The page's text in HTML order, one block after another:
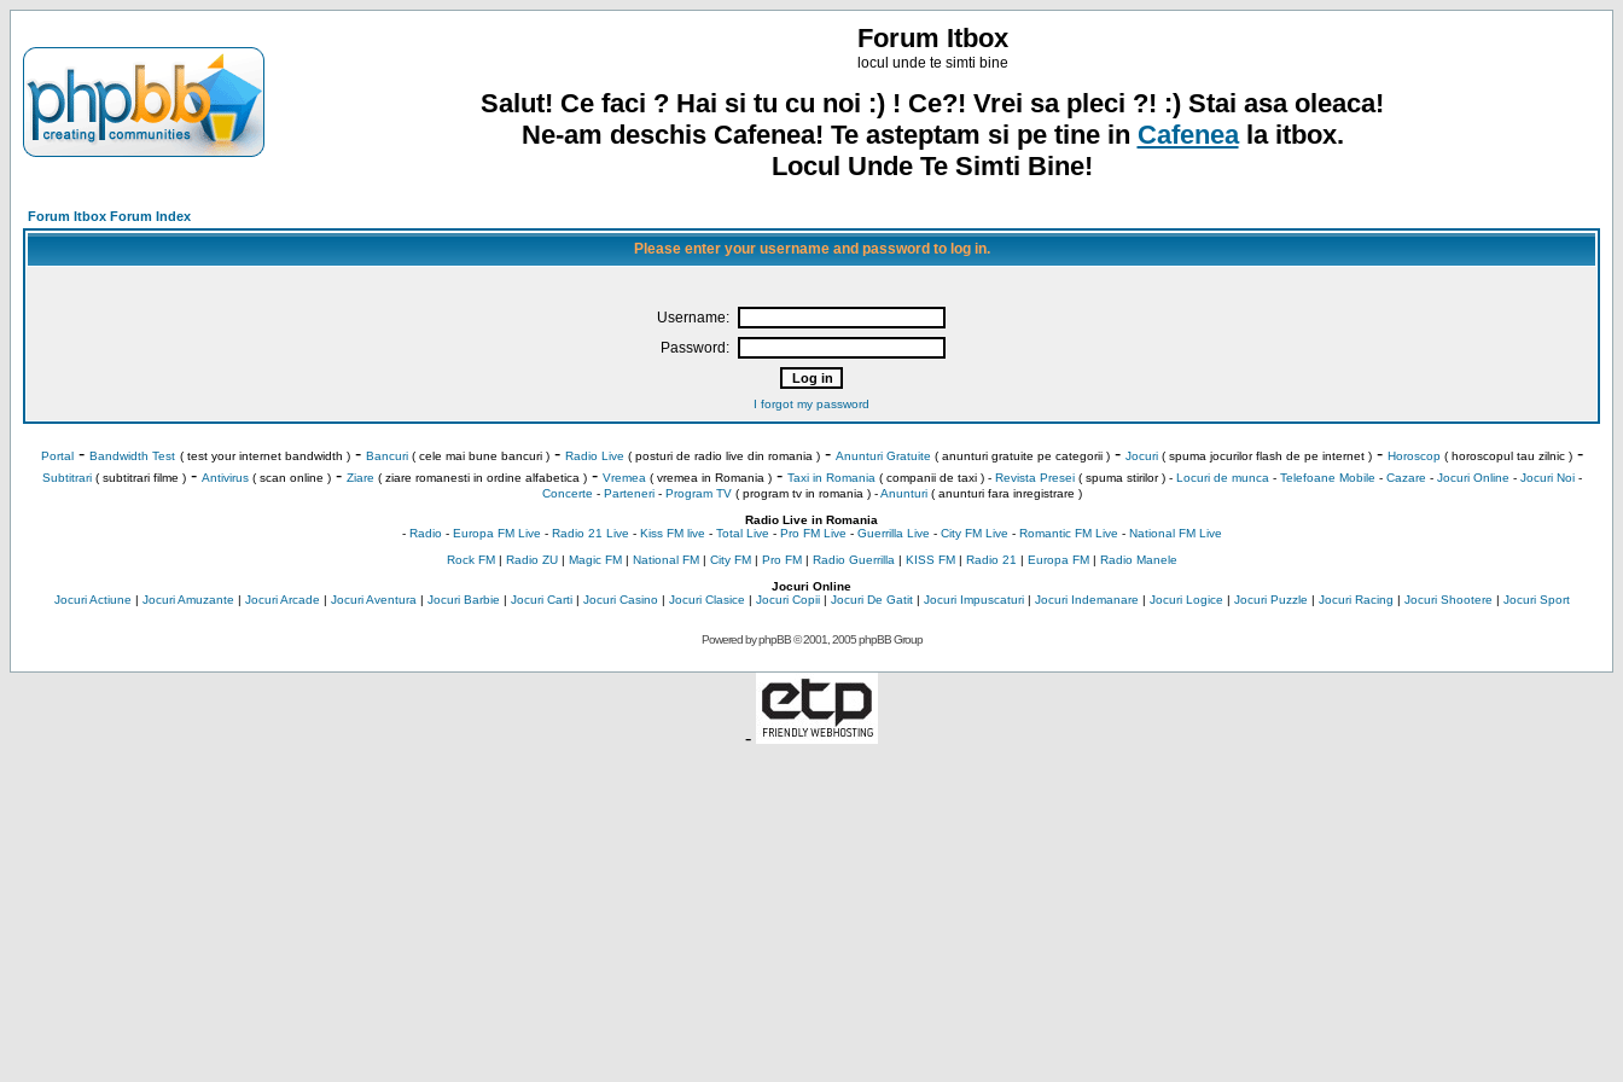
Forum Itbox
locul unde te simti bine
Salut! Ce faci ? Hai si tu cu noi :) ! Ce?! Vrei sa pleci ?! :) Stai asa oleaca!
Ne-am deschis Cafenea! Te asteptam si pe tine in Cafeneala itbox.
Locul Unde Te Simti Bine!
Forum Itbox Forum Index
Please enter your username and password to log in.
Username:
Password:
I forgot my password
Portal- Bandwidth Test ( test your internet bandwidth )- Bancuri( cele mai bune bancuri )- Radio Live ( posturi de radio live din romania )- Anunturi Gratuite ( anunturi gratuite pe categorii )- Jocuri( spuma jocurilor flash de pe internet )- Horoscop( horoscopul tau zilnic )-
Subtitrari( subtitrari filme )- Antivirus( scan online )- Ziare ( ziare romanesti in ordine alfabetica )- Vremea ( vremea in Romania )- Taxi in Romania ( companii de taxi ) - Revista Presei( spuma stirilor ) - Locuri de munca - Telefoane Mobile - Cazare - Jocuri Online - Jocuri Noi-
Concerte - Parteneri- Program TV( program tv in romania )-Anunturi( anunturi fara inregistrare )
Radio Live in Romania
- Radio- Europa FM Live - Radio 21 Live - Kiss FM live - Total Live - Pro FM Live - Guerrilla Live - City FM Live - Romantic FM Live - National FM Live
Rock FM| Radio ZU| Magic FM| National FM| City FM| Pro FM| Radio Guerrilla | KISS FM| Radio 21 | Europa FM| Radio Manele
Jocuri Online
Jocuri Actiune | Jocuri Amuzante | Jocuri Arcade | Jocuri Aventura | Jocuri Barbie | Jocuri Carti| Jocuri Casino| Jocuri Clasice | Jocuri Copii| Jocuri De Gatit| Jocuri Impuscaturi| Jocuri Indemanare | Jocuri Logice | Jocuri Puzzle | Jocuri Racing | Jocuri Shootere | Jocuri Sport
Powered byphpBB© 2001, 2005 phpBB Group
-